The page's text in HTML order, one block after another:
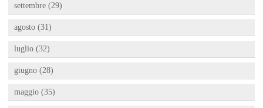
settembre (29)
agosto (31)
luglio (32)
giugno (28)
maggio (35)